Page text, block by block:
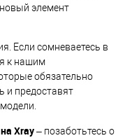
элемент
Если сомневаетесь в
к нашим
обязательно
и предоставят
Xray– позаботьтесь о